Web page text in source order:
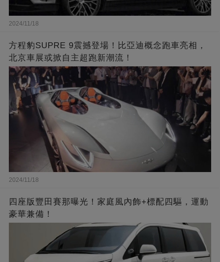
2024/11/18
方程豹SUPRE 9震撼登場！比亞迪概念跑車亮相，
北京車展或掀自主超跑新潮流！
2024/11/18
四座版豐田賽那曝光！家庭風內飾+標配四驅，運動
豪華兼備！